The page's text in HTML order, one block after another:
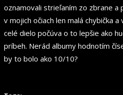
oznamovali strieľaním zo zbrane a
v mojich očiach len malá chybička
celé dielo počúva o to lepšie ako
príbeh. Nerád albumy hodnotím
by to bolo ako 10/10?